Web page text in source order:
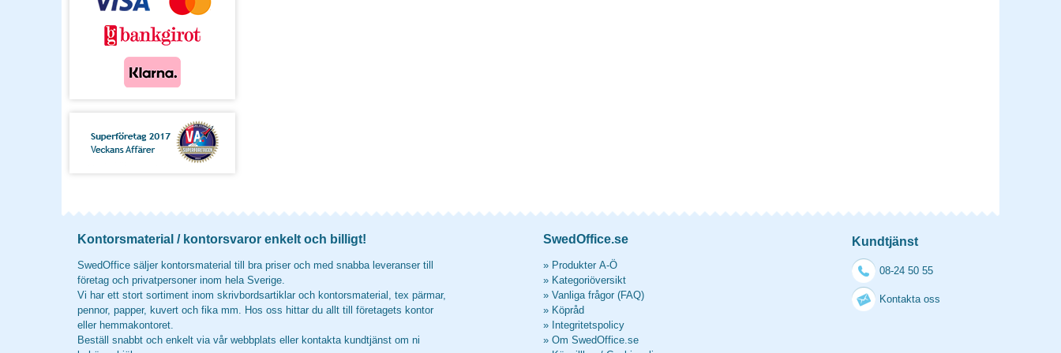
Kontorsmaterial / kontorsvaror enkelt och billigt!
SwedOffice säljer kontorsmaterial till bra priser och med snabba leveranser till
företag och privatpersoner inom hela Sverige.
Vi har ett stort sortiment inom skrivbordsartiklar och kontorsmaterial, tex pärmar,
pennor, papper, kuvert och fika mm. Hos oss hittar du allt till företagets kontor
eller hemmakontoret.
Beställ snabbt och enkelt via vår webbplats eller kontakta kundtjänst om ni
SwedOffice.se
» Produkter A-Ö
» Kategoriöversikt
» Vanliga frågor (FAQ)
» Köpråd
» Integritetspolicy
» Om SwedOffice.se
Kundtjänst
08-24 50 55
Kontakta oss